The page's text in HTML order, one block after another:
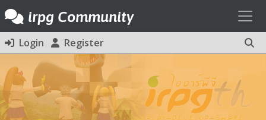
irpg Community
Login Register